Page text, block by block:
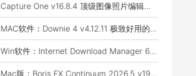
Capture One v16.8.4 顶级图像照片编辑软件(Win&Mac)
MAC软件：Downie 4 v4.12.11 极致好用的视频下载利器
Win软件：Internet Download Manager 6.43 Build 7 - 网络资源下载神器IDM_支持下载各类网站视音频
Mac版：Boris FX Continuum 2026.5 v19.5.4_BCC视频特效及转场套装 For AE/PR/FCP/Motion/Avid/OFX(Fusion/ Resolve/Nukex等)